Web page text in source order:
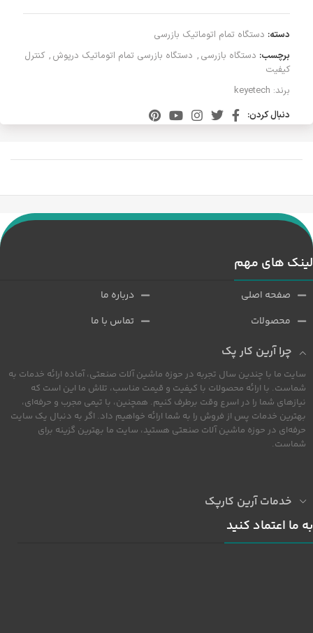
دسته: دستگاه تمام اتوماتیک بازرسی
برچسب: دستگاه بازرسی , دستگاه بازرسی تمام اتوماتیک درپوش , کنترل
کیفیت
برند: keyetech
دنبال کردن:
لینک های مهم
صفحه اصلی
محصولات
درباره ما
تماس با ما
چرا آرین کار پک
سایت ما با چندین سال تجربه در حوزه ماشین آلات صنعتی، آماده ارائه خدمات به
شماست. با ارائه محصولات با کیفیت و قیمت مناسب، تلاش ما این است که
نیازهای شما را در اسرع وقت برطرف کنیم. همچنین، با تیمی مجرب و حرفه‌ای،
بهترین خدمات پس از فروش را به شما ارائه خواهیم داد. اگر به دنبال یک سایت
حرفه‌ای در حوزه ماشین آلات صنعتی هستید، سایت ما بهترین گزینه برای
شماست.
خدمات آرین کارپک
به ما اعتماد کنید